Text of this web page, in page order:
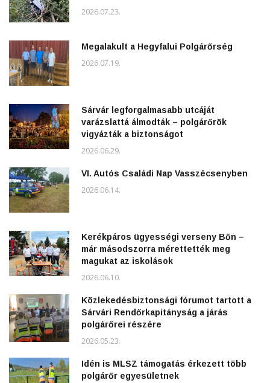
2026.07.23.
Megalakult a Hegyfalui Polgárőrség
2026.07.19.
Sárvár legforgalmasabb utcáját
varázslattá álmodták – polgárőrök
vigyázták a biztonságot
2026.06.29.
VI. Autós Családi Nap Vasszécsenyben
2026.06.14.
Kerékpáros ügyességi verseny Bőn –
már másodszorra mérettették meg
magukat az iskolások
2026.06.10.
Közlekedésbiztonsági fórumot tartott a
Sárvári Rendőrkapitányság a járás
polgárőrei részére
2026.05.23.
Idén is MLSZ támogatás érkezett több
polgárőr egyesületnek